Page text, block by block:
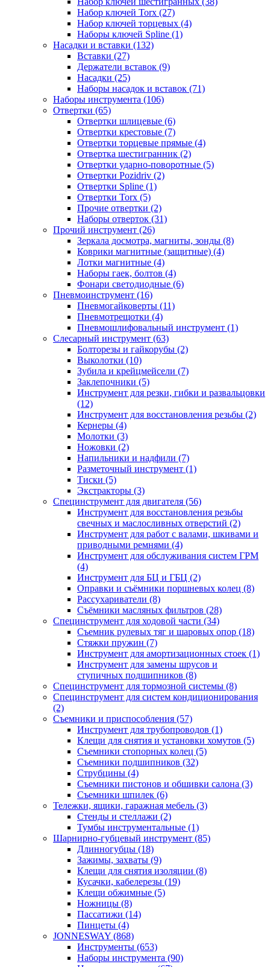
Набор ключей Torx (27)
Набор ключей торцевых (4)
Наборы ключей Spline (1)
Насадки и вставки (132)
Вставки (27)
Держатели вставок (9)
Насадки (25)
Наборы насадок и вставок (71)
Наборы инструмента (106)
Отвертки (65)
Отвертки шлицевые (6)
Отвертки крестовые (7)
Отвертки торцевые прямые (4)
Отвертка шестигранник (2)
Отвертки ударно-поворотные (5)
Отвертки Pozidriv (2)
Отвертки Spline (1)
Отвертки Torx (5)
Прочие отвертки (2)
Наборы отверток (31)
Прочий инструмент (26)
Зеркала досмотра, магниты, зонды (8)
Коврики магнитные (защитные) (4)
Лотки магнитные (4)
Наборы гаек, болтов (4)
Фонари светодиодные (6)
Пневмоинструмент (16)
Пневмогайковерты (11)
Пневмотрещотки (4)
Пневмошлифовальный инструмент (1)
Слесарный инструмент (63)
Болторезы и гайкорубы (2)
Выколотки (10)
Зубила и крейцмейсели (7)
Заклепочники (5)
Инструмент для резки, гибки и развальцовки
(12)
Инструмент для восстановления резьбы (2)
Кернеры (4)
Молотки (3)
Ножовки (2)
Напильники и надфили (7)
Разметочный инструмент (1)
Тиски (5)
Экстракторы (3)
Специнструмент для двигателя (56)
Инструмент для восстановления резьбы
свечных и маслосливных отверстий (2)
Инструмент для работ с валами, шкивами и
приводными ремнями (4)
Инструмент для обслуживания систем ГРМ
(4)
Инструмент для БЦ и ГБЦ (2)
Оправки и съёмники поршневых колец (8)
Рассухариватели (8)
Съёмники масляных фильтров (28)
Специнструмент для ходовой части (34)
Съемник рулевых тяг и шаровых опор (18)
Стяжки пружин (7)
Инструмент для амортизационных стоек (1)
Инструмент для замены шрусов и
ступичных подшипников (8)
Специнструмент для тормозной системы (8)
Специнструмент для систем кондиционирования
(2)
Съемники и приспособления (57)
Инструмент для трубопроводов (1)
Клещи для снятия и установки хомутов (5)
Съемники стопорных колец (5)
Съемники подшипников (32)
Струбцины (4)
Съемники пистонов и обшивки салона (3)
Съемники шпилек (6)
Тележки, ящики, гаражная мебель (3)
Cтенды и стеллажи (2)
Тумбы инструментальные (1)
Шарнирно-губцевый инструмент (85)
Длинногубцы (18)
Зажимы, захваты (9)
Клещи для снятия изоляции (8)
Кусачки, кабелерезы (19)
Клещи обжимные (5)
Ножницы (8)
Пассатижи (14)
Пинцеты (4)
JONNESWAY (868)
Инструменты (653)
Наборы инструмента (90)